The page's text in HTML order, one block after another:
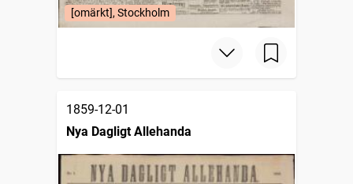
[omärkt], Stockholm
1859-12-01
Nya Dagligt Allehanda